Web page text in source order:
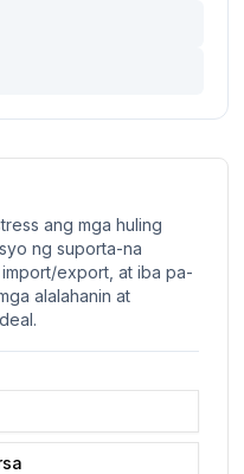
ang mga huling
ng suporta-na
export, at iba pa-
alalahanin at